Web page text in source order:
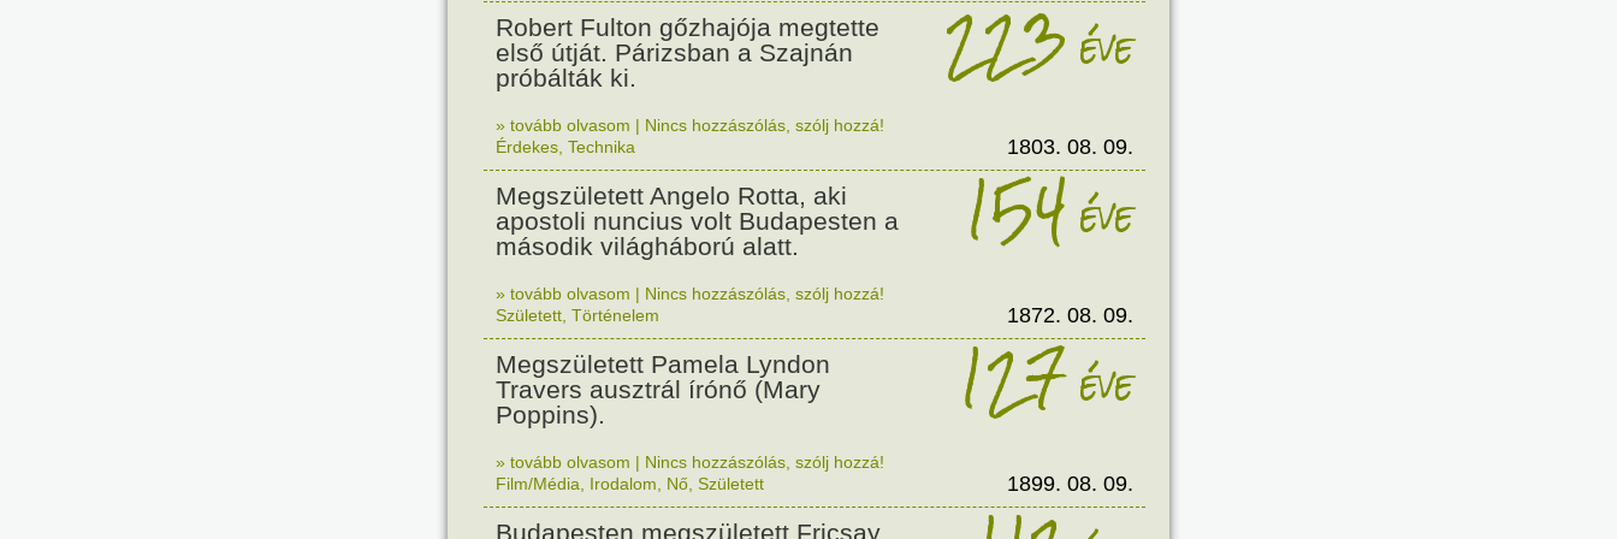
Robert Fulton gőzhajója megtette
első útját. Párizsban a Szajnán
próbálták ki.
223éve
» tovább olvasom | Nincs hozzászólás, szólj hozzá!
Érdekes Technika 1803. 08. 09.
Megszületett Angelo Rotta, aki
apostoli nuncius volt Budapesten a
második világháború alatt.
154éve
» tovább olvasom | Nincs hozzászólás, szólj hozzá!
Született Történelem 1872. 08. 09.
Megszületett Pamela Lyndon
Travers ausztrál írónő (Mary
Poppins).
127éve
» tovább olvasom | Nincs hozzászólás, szólj hozzá!
Film/Média
Irodalom Nő Született 1899. 08. 09.
Budapesten megszületett Fricsay